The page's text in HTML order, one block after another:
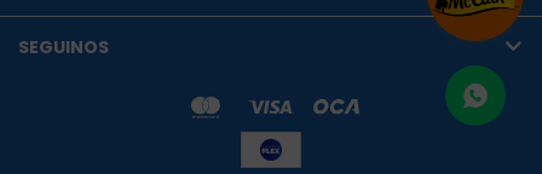
SEGUINOS